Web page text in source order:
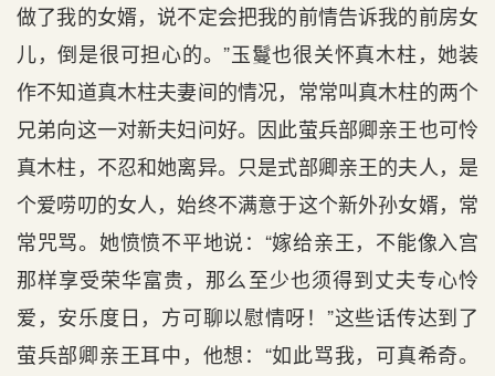
做了我的女婿，说不定会把我的前情告诉我的前房女
儿，倒是很可担心的。”玉鬘也很关怀真木柱，她装
作不知道真木柱夫妻间的情况，常常叫真木柱的两个
兄弟向这一对新夫妇问好。因此萤兵部卿亲王也可怜
真木柱，不忍和她离异。只是式部卿亲王的夫人，是
个爱唠叨的女人，始终不满意于这个新外孙女婿，常
常咒骂。她愤愤不平地说：“嫁给亲王，不能像入宫
那样享受荣华富贵，那么至少也须得到丈夫专心怜
爱，安乐度日，方可聊以慰情呀！”这些话传达到了
萤兵部卿亲王耳中，他想：“如此骂我，可真希奇。